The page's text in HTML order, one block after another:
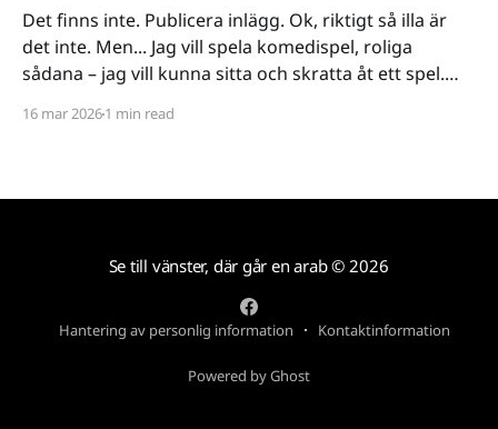
Det finns inte. Publicera inlägg. Ok, riktigt så illa är
det inte. Men... Jag vill spela komedispel, roliga
sådana – jag vill kunna sitta och skratta åt ett spel.
på ett kiss och bajs-spår eller så lutar de sig på
16 mar 20261 min read
Se till vänster, där går en arab© 2026
Hantering av personlig information Kontaktinformation
Powered by Ghost